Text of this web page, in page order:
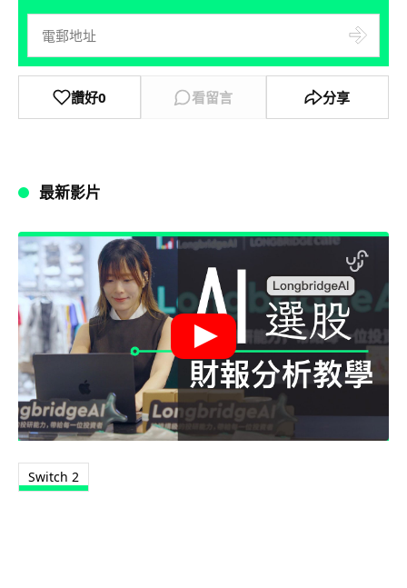
讚好0 看留言 分享
最新影片
Switch 2